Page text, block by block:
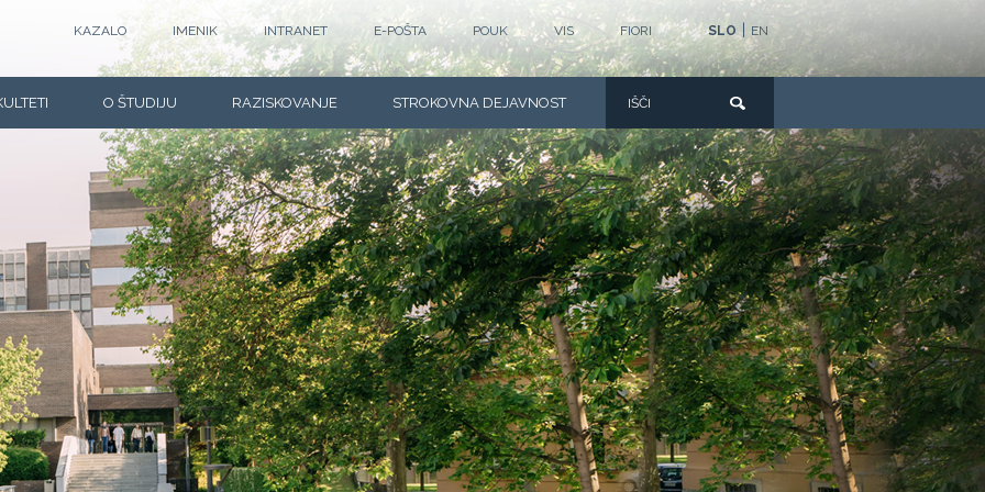
SLO EN
KAZALO IMENIK INTRANET E-POŠTA POUK VIS FIORI
O ŠTUDIJU RAZISKOVANJE STROKOVNA DEJAVNOST